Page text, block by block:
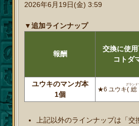
2026年6月19日(金) 3:59
▼追加ラインナップ
報酬
交換に使
コトダ
ユウキのマンガ本
1個
★6 ユウキ(
グランド
上記以外のラインナップは「交